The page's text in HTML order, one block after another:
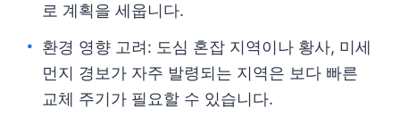
로 계획을 세웁니다.
환경 영향 고려: 도심 혼잡 지역이나 황사, 미세
먼지 경보가 자주 발령되는 지역은 보다 빠른
교체 주기가 필요할 수 있습니다.